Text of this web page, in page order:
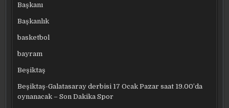
Başkanı
Başkanlık
basketbol
bayram
Beşiktaş
Beşiktaş-Galatasaray derbisi 17 Ocak Pazar saat 19.00’da
oynanacak – Son Dakika Spor